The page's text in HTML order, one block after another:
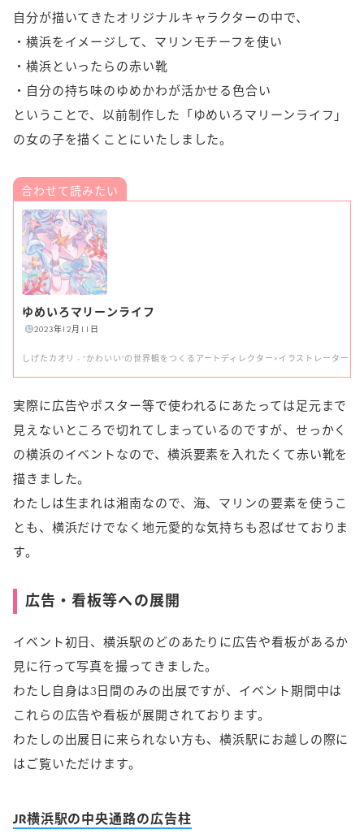
自分が描いてきたオリジナルキャラクターの中で、
・横浜をイメージして、マリンモチーフを使い
・横浜といったらの赤い靴
・自分の持ち味のゆめかわが活かせる色合い
ということで、以前制作した「ゆめいろマリーンライフ」
の女の子を描くことにいたしました。
ゆめいろマリーンライフ
2023年12月11日
しげたカオリ - "かわいい"の世界観をつくるアートディレクター×イラストレーター
実際に広告やポスター等で使われるにあたっては足元まで
見えないところで切れてしまっているのですが、せっかく
の横浜のイベントなので、横浜要素を入れたくて赤い靴を
描きました。
わたしは生まれは湘南なので、海、マリンの要素を使うこ
とも、横浜だけでなく地元愛的な気持ちも忍ばせておりま
す。
広告・看板等への展開
イベント初日、横浜駅のどのあたりに広告や看板があるか
見に行って写真を撮ってきました。
わたし自身は3日間のみの出展ですが、イベント期間中は
これらの広告や看板が展開されております。
わたしの出展日に来られない方も、横浜駅にお越しの際に
はご覧いただけます。
JR横浜駅の中央通路の広告柱